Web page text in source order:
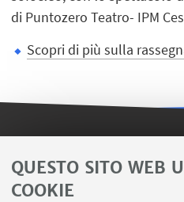
QUESTO SITO WEB
COOKIE
di Puntozero Teatro- IPM
Scopri di più sulla